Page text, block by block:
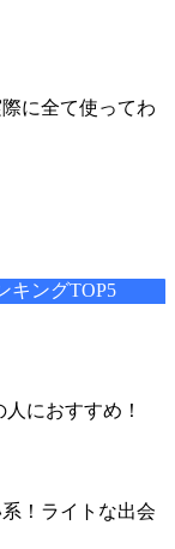
に全て使ってわ
キングTOP5
におすすめ！
！ライトな出会